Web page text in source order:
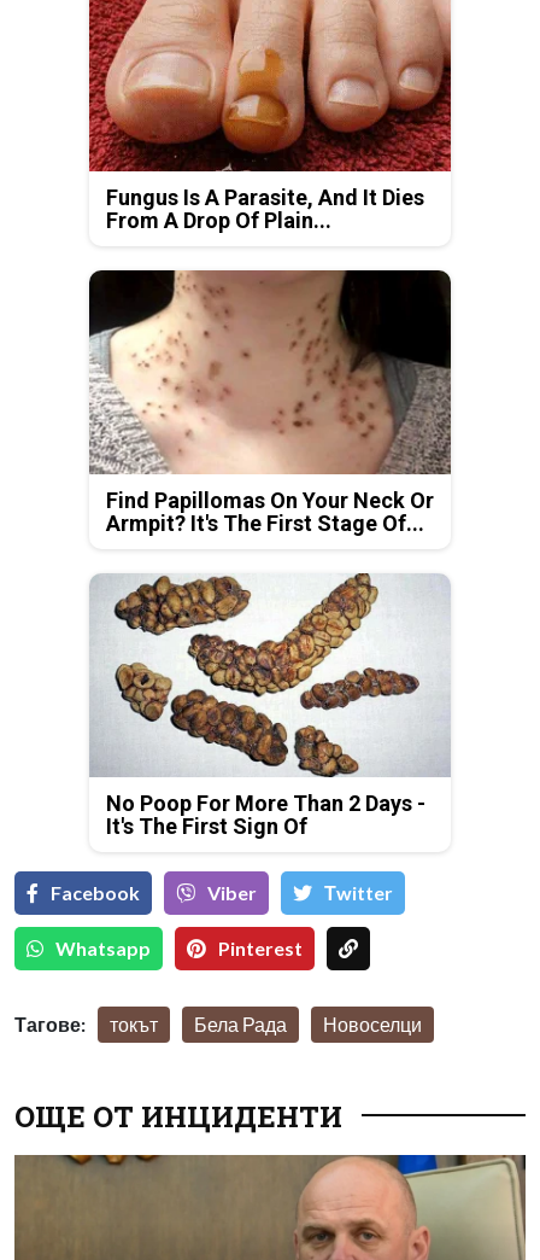
Fungus Is A Parasite, And It Dies
From A Drop Of Plain...
Find Papillomas On Your Neck Or
Armpit? It's The First Stage Of...
No Poop For More Than 2 Days -
It's The First Sign Of
Facebook Viber Тwitter
Whatsapp Pinterest
Тагове: токът Бела Рада Новоселци
ОЩЕ ОТ ИНЦИДЕНТИ